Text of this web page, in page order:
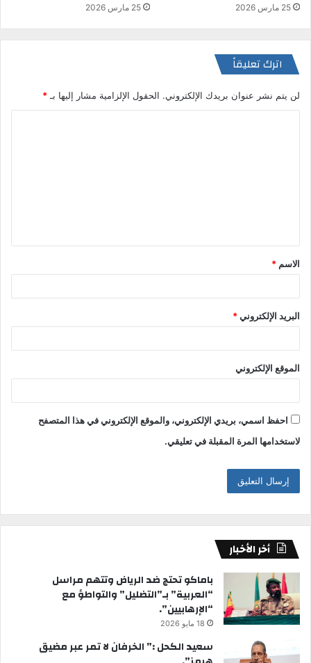
25 مارس 2026 25 مارس 2026
اترك تعليقاً
لن يتم نشر عنوان بريدك الإلكتروني. الحقول الإلزامية مشار إليها بـ *
ق
*
الاسم *
البريد الإلكتروني*
الموقع الإلكتروني
احفظ اسمي، بريدي الإلكتروني، والموقع الإلكتروني في هذا المتصفح
لاستخدامها المرة المقبلة في تعليقي.
أخر الأخبار
باماكو تحتج ضد الرياض وتتهم مراسل
“العربية” بـ”التضليل” والتواطؤ مع
“الإرهابيين”.
18 مايو 2026
سعيد الكحل :” الخرفان لا تمر عبر مضيق